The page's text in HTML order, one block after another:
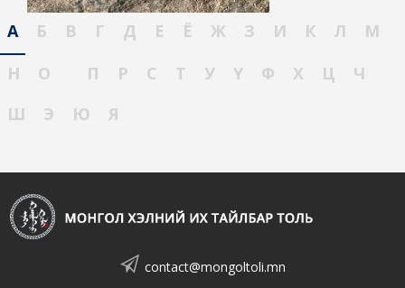
А Б В Г Д Е Ё Ж З И К Л
М
Н
О П Р С Т У Ү Ф Х Ц
Ч
Ш
Э Ю Я
contact@mongoltoli.mn